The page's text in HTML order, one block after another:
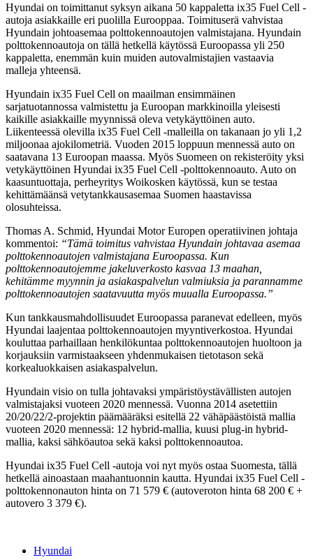
Hyundai on toimittanut syksyn aikana 50 kappaletta ix35 Fuel Cell -
autoja asiakkaille eri puolilla Eurooppaa. Toimituserä vahvistaa
Hyundain johtoasemaa polttokennoautojen valmistajana. Hyundain
polttokennoautoja on tällä hetkellä käytössä Euroopassa yli 250
kappaletta, enemmän kuin muiden autovalmistajien vastaavia
malleja yhteensä.
Hyundain ix35 Fuel Cell on maailman ensimmäinen
sarjatuotannossa valmistettu ja Euroopan markkinoilla yleisesti
kaikille asiakkaille myynnissä oleva vetykäyttöinen auto.
Liikenteessä olevilla ix35 Fuel Cell -malleilla on takanaan jo yli 1,2
miljoonaa ajokilometriä. Vuoden 2015 loppuun mennessä auto on
saatavana 13 Euroopan maassa. Myös Suomeen on rekisteröity yksi
vetykäyttöinen Hyundai ix35 Fuel Cell -polttokennoauto. Auto on
kaasuntuottaja, perheyritys Woikosken käytössä, kun se testaa
kehittämäänsä vetytankkausasemaa Suomen haastavissa
olosuhteissa.
Thomas A. Schmid, Hyundai Motor Europen operatiivinen johtaja
kommentoi: “Tämä toimitus vahvistaa Hyundain johtavaa asemaa
polttokennoautojen valmistajana Euroopassa. Kun
polttokennoautojemme jakeluverkosto kasvaa 13 maahan,
kehitämme myynnin ja asiakaspalvelun valmiuksia ja parannamme
polttokennoautojen saatavuutta myös muualla Euroopassa.”
Kun tankkausmahdollisuudet Euroopassa paranevat edelleen, myös
Hyundai laajentaa polttokennoautojen myyntiverkostoa. Hyundai
kouluttaa parhaillaan henkilökuntaa polttokennoautojen huoltoon ja
korjauksiin varmistaakseen yhdenmukaisen tietotason sekä
korkealuokkaisen asiakaspalvelun.
Hyundain visio on tulla johtavaksi ympäristöystävällisten autojen
valmistajaksi vuoteen 2020 mennessä. Vuonna 2014 asetettiin
20/20/22/2-projektin päämääräksi esitellä 22 vähäpäästöistä mallia
vuoteen 2020 mennessä: 12 hybrid-mallia, kuusi plug-in hybrid-
mallia, kaksi sähköautoa sekä kaksi polttokennoautoa.
Hyundai ix35 Fuel Cell -autoja voi nyt myös ostaa Suomesta, tällä
hetkellä ainoastaan maahantuonnin kautta. Hyundai ix35 Fuel Cell -
polttokennonauton hinta on 71 579 € (autoveroton hinta 68 200 € +
autovero 3 379 €).
Hyundai